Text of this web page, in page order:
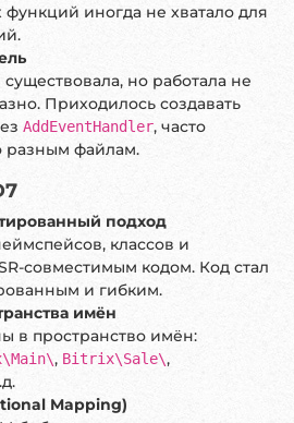
функций иногда не хватало для
но работала не
Приходилось создавать
AddEventHandler, часто
разным файлам.
подход
классов и
совместимым кодом. Код стал
и гибким.
имён
в пространство имён:
, Bitrix\Sale\,
Mapping)